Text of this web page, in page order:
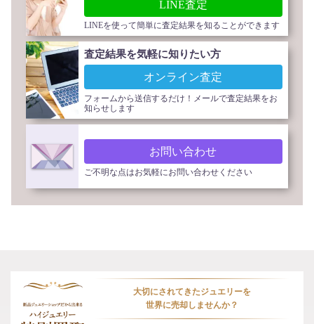
LINE査定
LINEを使って簡単に査定結果を知ることができます
査定結果を気軽に知りたい方
オンライン査定
フォームから送信するだけ！メールで査定結果をお
知らせします
お問い合わせ
ご不明な点はお気軽にお問い合わせください
大切にされてきたジュエリーを
世界に売却しませんか？